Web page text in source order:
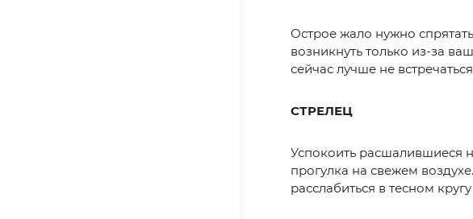
Острое жало нужно
возникнуть только из-за
сейчас лучше не
СТРЕЛЕЦ
Успокоить расшалившиеся
прогулка на свежем
расслабиться в тесном